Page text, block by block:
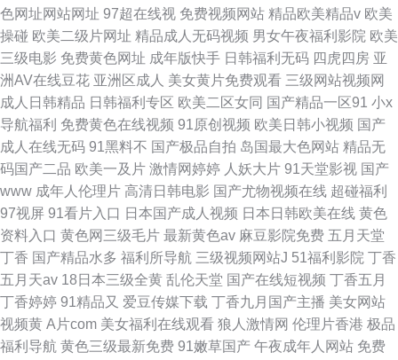
色网址网站网址 97超在线视 免费视频网站 精品欧美精品v 欧美
操碰 欧美二级片网址 精品成人无码视频 男女午夜福利影院 欧美
三级电影 免费黄色网址 成年版快手 日韩福利无码 四虎四房 亚
洲AV在线豆花 亚洲区成人 美女黄片免费观看 三级网站视频网
成人日韩精品 日韩福利专区 欧美二区女同 国产精品一区91 小x
导航福利 免费黄色在线视频 91原创视频 欧美日韩小视频 国产
成人在线无码 91黑料不 国产极品自拍 岛国最大色网站 精品无
码国产二品 欧美一及片 激情网婷婷 人妖大片 91天堂影视 国产
www 成年人伦理片 高清日韩电影 国产尤物视频在线 超碰福利
97视屏 91看片入口 日本国产成人视频 日本日韩欧美在线 黄色
资料入口 黄色网三级毛片 最新黄色av 麻豆影院免费 五月天堂
丁香 国产精品水多 福利所导航 三级视频网站J 51福利影院 丁香
五月天av 18日本三级全黄 乱伦天堂 国产在线短视频 丁香五月
丁香婷婷 91精品又 爱豆传媒下载 丁香九月国产主播 美女网站
视频黄 A片com 美女福利在线观看 狼人激情网 伦理片香港 极品
福利导航 黄色三级最新免费 91嫩草国产 午夜成年人网站 免费